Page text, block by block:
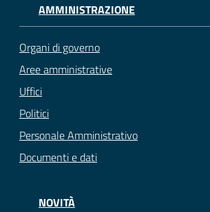
AMMINISTRAZIONE
Organi di governo
Aree amministrative
Uffici
Politici
Personale Amministrativo
Documenti e dati
NOVITÀ